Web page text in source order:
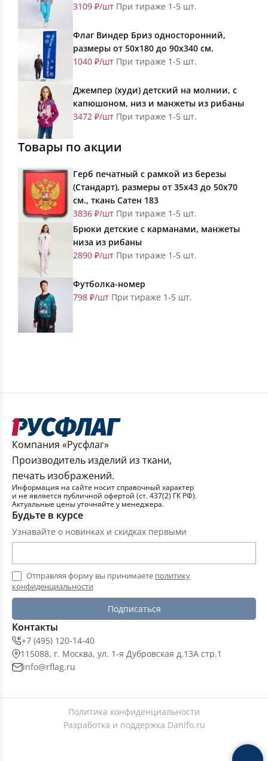
3109 ₽/шт При тираже 1-5 шт.
Флаг Виндер Бриз односторонний,
размеры от 50х180 до 90х340 см.
1040 ₽/шт При тираже 1-5 шт.
Джемпер (худи) детский на молнии, с
капюшоном, низ и манжеты из рибаны
3472 ₽/шт При тираже 1-5 шт.
Товары по акции
Герб печатный с рамкой из березы
(Стандарт), размеры от 35х43 до 50х70
см., ткань Сатен 183
3836 ₽/шт При тираже 1-5 шт.
Брюки детские с карманами, манжеты
низа из рибаны
2890 ₽/шт При тираже 1-5 шт.
Футболка-номер
798 ₽/шт При тираже 1-5 шт.
Компания «Русфлаг»
Производитель изделий из ткани,
печать изображений.
Информация на сайте носит справочный характер
и не является публичной офертой (ст. 437(2) ГК РФ).
Актуальные цены уточняйте у менеджера.
Будьте в курсе
Узнавайте о новинках и скидках первыми
Отправляя форму вы принимаете политику
конфиденциальности
Подписаться
Контакты
+7 (495) 120-14-40
115088, г. Москва, ул. 1-я Дубровская д.13А стр.1
info@rflag.ru
Политика конфиденциальности
Разработка и поддержка Danifo.ru